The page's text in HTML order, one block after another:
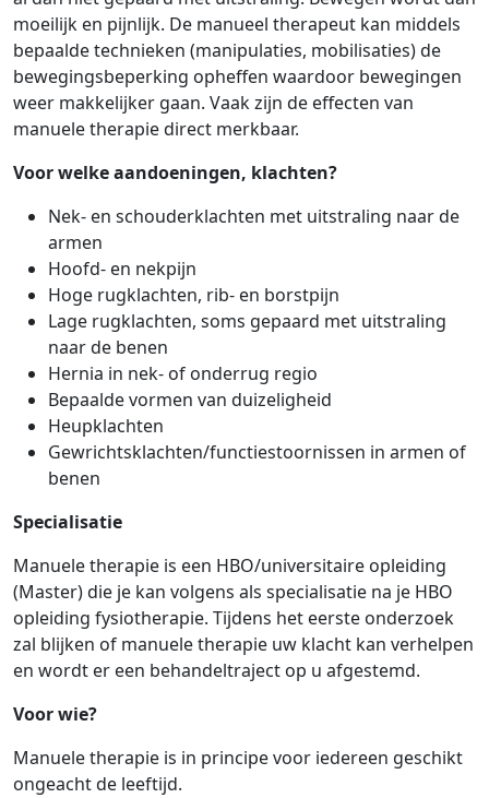
moeilijk en pijnlijk. De manueel therapeut kan middels
bepaalde technieken (manipulaties, mobilisaties) de
bewegingsbeperking opheffen waardoor bewegingen
weer makkelijker gaan. Vaak zijn de effecten van
manuele therapie direct merkbaar.
Voor welke aandoeningen, klachten?
Nek- en schouderklachten met uitstraling naar de
armen
Hoofd- en nekpijn
Hoge rugklachten, rib- en borstpijn
Lage rugklachten, soms gepaard met uitstraling
naar de benen
Hernia in nek- of onderrug regio
Bepaalde vormen van duizeligheid
Heupklachten
Gewrichtsklachten/functiestoornissen in armen of
benen
Specialisatie
Manuele therapie is een HBO/universitaire opleiding
(Master) die je kan volgens als specialisatie na je HBO
opleiding fysiotherapie. Tijdens het eerste onderzoek
zal blijken of manuele therapie uw klacht kan verhelpen
en wordt er een behandeltraject op u afgestemd.
Voor wie?
Manuele therapie is in principe voor iedereen geschikt
ongeacht de leeftijd.